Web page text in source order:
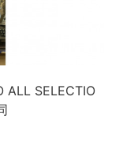
ALL SELECTIO